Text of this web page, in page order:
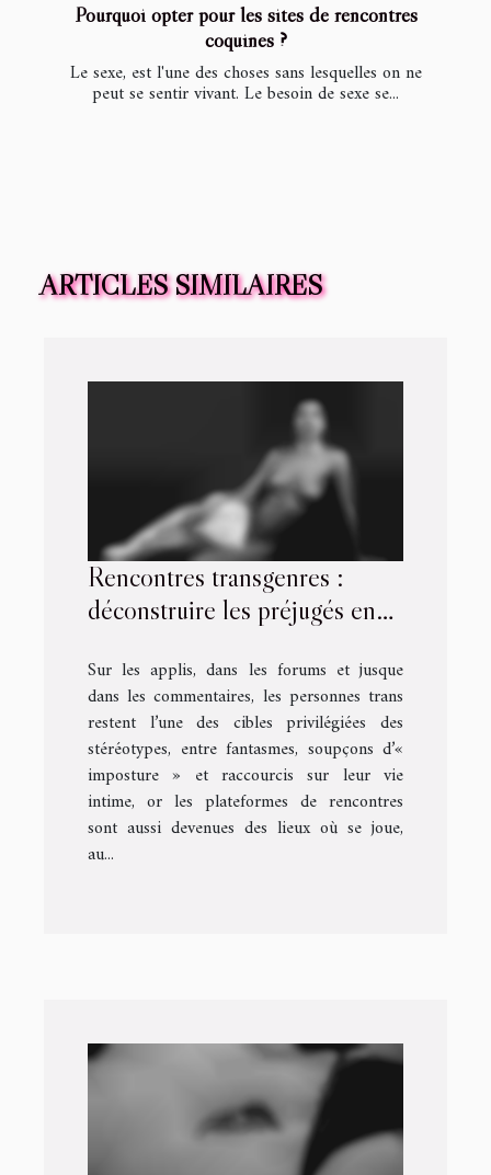
Pourquoi opter pour les sites de rencontres
coquines ?
Le sexe, est l'une des choses sans lesquelles on ne
peut se sentir vivant. Le besoin de sexe se...
ARTICLES SIMILAIRES
Rencontres transgenres :
déconstruire les préjugés en
Sur les applis, dans les forums et jusque
dans les commentaires, les personnes trans
restent l’une des cibles privilégiées des
stéréotypes, entre fantasmes, soupçons d’«
imposture » et raccourcis sur leur vie
intime, or les plateformes de rencontres
sont aussi devenues des lieux où se joue,
au...